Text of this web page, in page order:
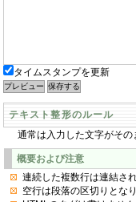
タイムスタンプを更新
テキスト整形のルール
通常は入力した文字がその
概要および注意
連続した複数行は連結され
空行は段落の区切りとなり